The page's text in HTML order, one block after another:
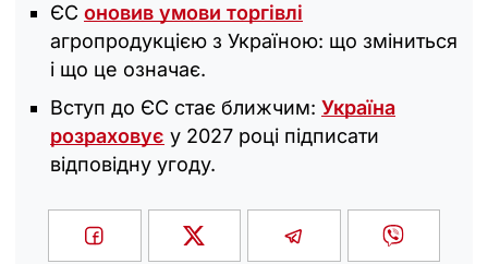
ЄС оновив умови торгівлі
агропродукцією з Україною: що зміниться
і що це означає.
Вступ до ЄС стає ближчим: Україна
розраховує у 2027 році підписати
відповідну угоду.